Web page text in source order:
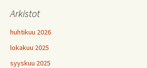
Arkistot
huhtikuu 2026
lokakuu 2025
syyskuu 2025